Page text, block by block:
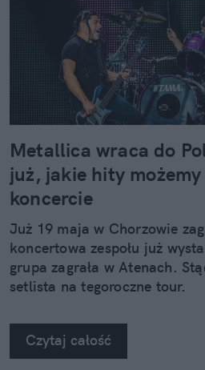
Metallica wraca do
już, jakie hity możemy
koncercie
Już 19 maja w Chorzowie
koncertowa zespołu już
grupa zagrała w Atenach.
setlista na tegoroczne tour.
Czytaj całość